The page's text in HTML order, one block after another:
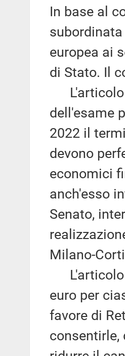
In base al
europea ai
di Stato. Il
L'articolo
dell'esame
2022 il
devono
economici
anch'esso
Senato,
Milano-
L'articolo
euro per
favore di
consentirle,